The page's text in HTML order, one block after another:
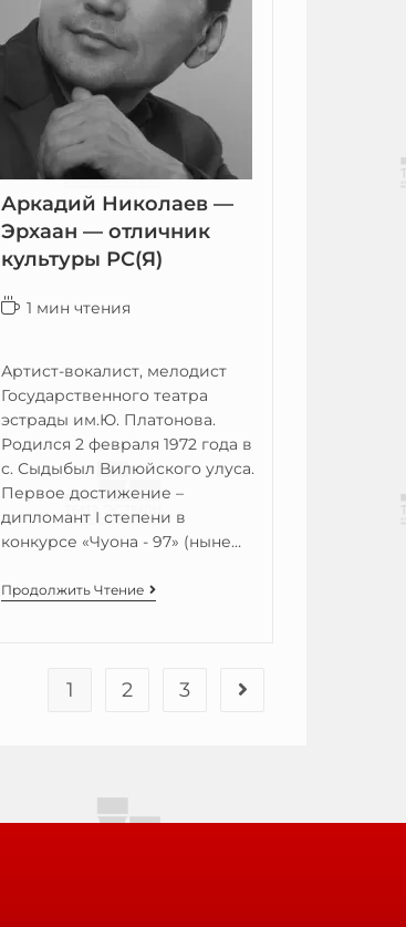
Аркадий Николаев —
Эрхаан — отличник
культуры РС(Я)
1 мин чтения
Артист-вокалист, мелодист
Государственного театра
эстрады им.Ю. Платонова.
Родился 2 февраля 1972 года в
с. Сыдыбыл Вилюйского улуса.
Первое достижение –
дипломант I степени в
конкурсе «Чуона - 97» (ныне…
Продолжить Чтение
1 2 3